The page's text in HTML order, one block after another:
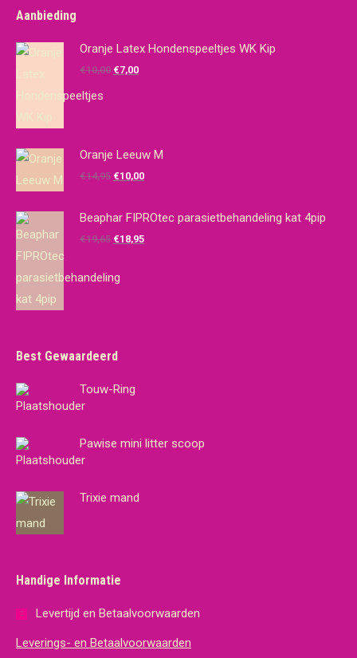
Aanbieding
Oranje Latex Hondenspeeltjes WK Kip
€10,00 Oorspronkelijke
€7,00Huidige
Oranje Leeuw M
€14,95 Oorspronkelijke
was:
€14,95.
€10,00Huidige
is:
€10,00.
Beaphar FIPROtec parasietbehandeling kat 4pip
€19,65 Oorspronkelijke
was:
€18,95Huidige
Best Gewaardeerd
Touw-Ring
Pawise mini litter scoop
Trixie mand
Handige Informatie
Levertijd en Betaalvoorwaarden
Leverings- en Betaalvoorwaarden